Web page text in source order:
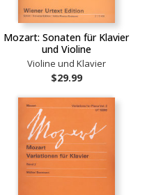
Mozart: Sonaten für Klavier
und Violine
Violine und Klavier
$29.99